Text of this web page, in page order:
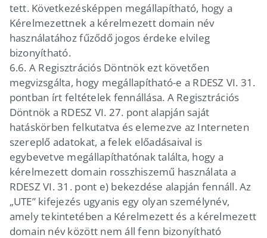
tett. Következésképpen megállapítható, hogy a
Kérelmezettnek a kérelmezett domain név
használatához fűződő jogos érdeke elvileg
bizonyítható.
6.6. A Regisztrációs Döntnök ezt követően
megvizsgálta, hogy megállapítható-e a RDESZ VI. 31.
pontban írt feltételek fennállása. A Regisztrációs
Döntnök a RDESZ VI. 27. pont alapján saját
hatáskörben felkutatva és elemezve az Interneten
szereplő adatokat, a felek előadásaival is
egybevetve megállapíthatónak találta, hogy a
kérelmezett domain rosszhiszemű használata a
RDESZ VI. 31. pont e) bekezdése alapján fennáll. Az
„UTE” kifejezés ugyanis egy olyan személynév,
amely tekintetében a Kérelmezett és a kérelmezett
domain név között nem áll fenn bizonyítható